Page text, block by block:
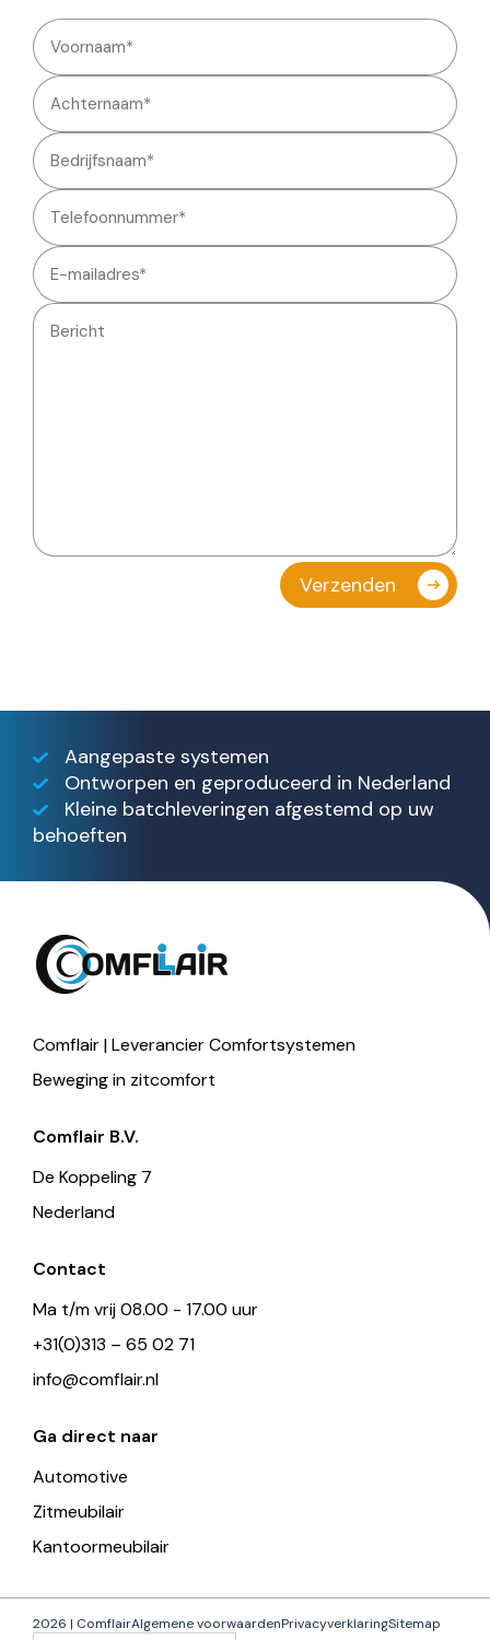
Aangepaste systemen
Ontworpen en geproduceerd in Nederland
Kleine batchleveringen afgestemd op uw
behoeften
Comflair | Leverancier Comfortsystemen
Beweging in zitcomfort
Comflair B.V.
De Koppeling 7
Nederland
Contact
Ma t/m vrij 08.00 - 17.00 uur
+31(0)313 – 65 02 71
info@comflair.nl
Ga direct naar
Automotive
Zitmeubilair
Kantoormeubilair
2026 | ComflairAlgemene voorwaardenPrivacyverklaringSitemap